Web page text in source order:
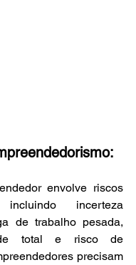
envolve riscos
incluindo incerteza
de trabalho pesada,
total e risco de
precisam